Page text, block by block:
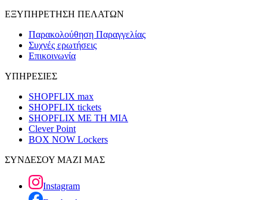
ΕΞΥΠΗΡΕΤΗΣΗ ΠΕΛΑΤΩΝ
Παρακολούθηση Παραγγελίας
Συχνές ερωτήσεις
Επικοινωνία
ΥΠΗΡΕΣΙΕΣ
SHOPFLIX max
SHOPFLIX tickets
SHOPFLIX ΜΕ ΤΗ ΜΙΑ
Clever Point
BOX NOW Lockers
ΣΥΝΔΕΣΟΥ ΜΑΖΙ ΜΑΣ
Instagram